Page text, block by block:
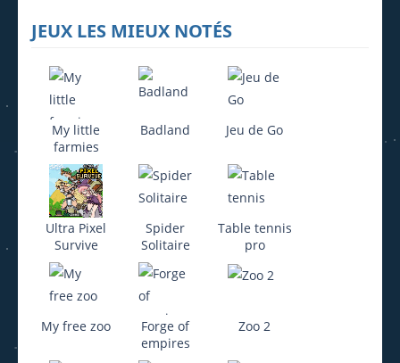
JEUX LES MIEUX NOTÉS
My little
farmies
Badland Jeu de Go
Ultra Pixel
Survive
Spider
Solitaire
Table tennis
pro
My free zoo
Forge of
empires
Zoo 2